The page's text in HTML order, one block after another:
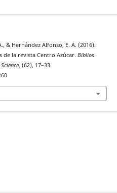
& Hernández Alfonso, E. A. (2016).
de la revista Centro Azúcar. Biblios
, (62), 17–33.